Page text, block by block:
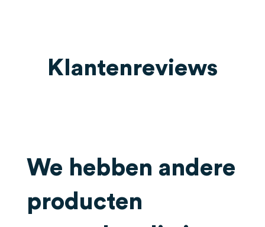
Klantenreviews
We hebben andere
producten